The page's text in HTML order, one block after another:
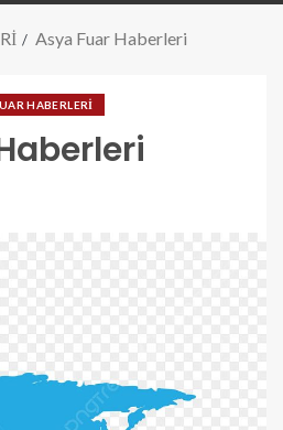
Asya Fuar Haberleri
HABERLERİ